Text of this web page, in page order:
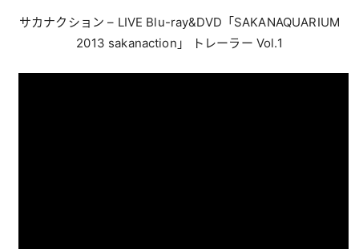
サカナクション – LIVE Blu-ray&DVD「SAKANAQUARIUM
2013 sakanaction」 トレーラー Vol.1